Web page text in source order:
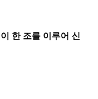
한 조를 이루어 신